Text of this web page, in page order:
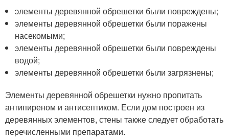
элементы деревянной обрешетки были повреждены;
элементы деревянной обрешетки были поражены
насекомыми;
элементы деревянной обрешетки были повреждены
водой;
элементы деревянной обрешетки были загрязнены;
Элементы деревянной обрешетки нужно пропитать
антипиреном и антисептиком. Если дом построен из
деревянных элементов, стены также следует обработать
перечисленными препаратами.